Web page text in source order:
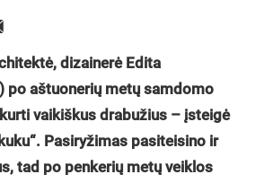
dizainerė Edita
po aštuonerių metų samdomo
vaikiškus drabužius – įsteigė
Pasiryžimas pasiteisino ir
tad po penkerių metų veiklos